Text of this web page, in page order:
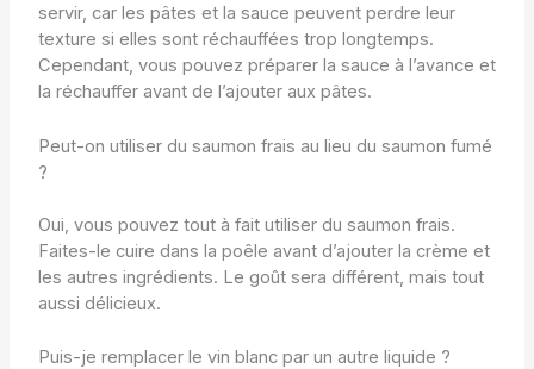
servir, car les pâtes et la sauce peuvent perdre leur
texture si elles sont réchauffées trop longtemps.
Cependant, vous pouvez préparer la sauce à l’avance et
la réchauffer avant de l’ajouter aux pâtes.
Peut-on utiliser du saumon frais au lieu du saumon fumé
?
Oui, vous pouvez tout à fait utiliser du saumon frais.
Faites-le cuire dans la poêle avant d’ajouter la crème et
les autres ingrédients. Le goût sera différent, mais tout
aussi délicieux.
Puis-je remplacer le vin blanc par un autre liquide ?